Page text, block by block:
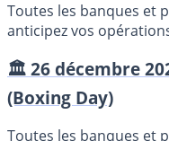
Toutes les banques et
anticipez vos
🏛️ 26 décembre
(Boxing Day)
Toutes les banques et